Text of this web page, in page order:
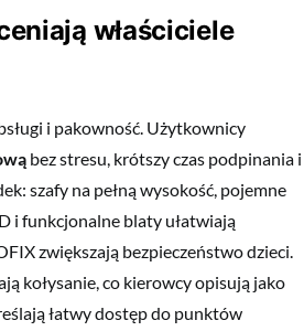
właściciele
i pakowność. Użytkownicy
bez stresu, krótszy czas podpinania i
szafy na pełną wysokość, pojemne
i funkcjonalne blaty ułatwiają
zwiększają bezpieczeństwo dzieci.
kołysanie, co kierowcy opisują jako
łatwy dostęp do punktów